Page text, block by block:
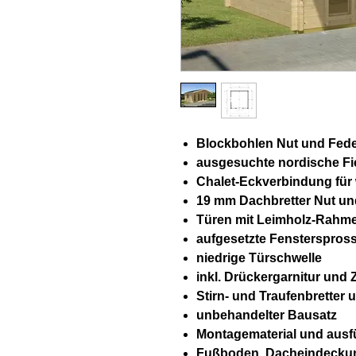
Blockbohlen Nut und
ausgesuchte nordische
Chalet-Eckverbindung für
19 mm Dachbretter Nut
Türen mit Leimholz-
aufgesetzte
niedrige Türschwelle
inkl. Drückergarnitur und
Stirn- und Traufenbretter
unbehandelter Bausatz
Montagematerial und
Fußboden,